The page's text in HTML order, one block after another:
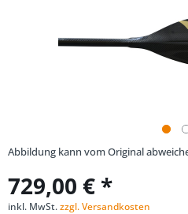
Abbildung kann vom Original
729,00 € *
inkl. MwSt.zzgl. Versandkosten